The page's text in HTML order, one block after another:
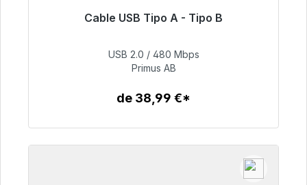
Cable USB Tipo A - Tipo B
Listo para envío inmediato, plazo de entrega
76,99 €
USB 2.0 / 480 Mbps
Primus AB
de 38,99 €*